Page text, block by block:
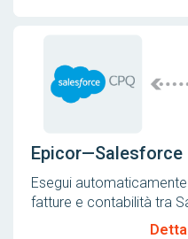
Epicor—Salesforce
Esegui
fatture e contabilità tra